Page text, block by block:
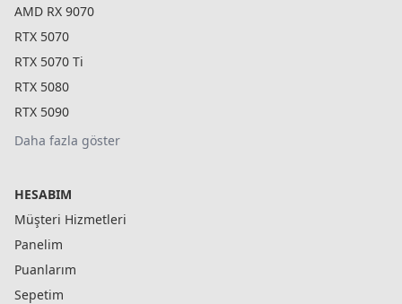
AMD RX 9070
RTX 5070
RTX 5070 Ti
RTX 5080
RTX 5090
Daha fazla göster
HESABIM
Müşteri Hizmetleri
Panelim
Puanlarım
Sepetim